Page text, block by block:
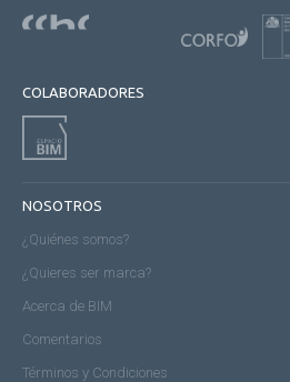
COLABORADORES
NOSOTROS
¿Quiénes somos?
¿Quieres ser marca?
Acerca de BIM
Comentarios
Términos y Condiciones